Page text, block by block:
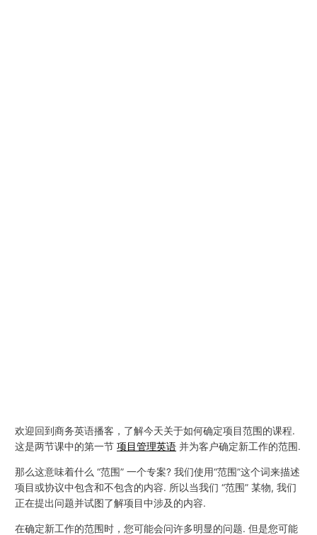
欢迎回到商务英语播客，了解今天关于如何确定项目范围的课程.
这是两节课中的第一节项目管理英语 并为客户确定新工作的范围.
那么这意味着什么 “范围” 一个专案? 我们使用“范围”这个词来描述
项目或协议中包含和不包含的内容. 所以当我们 “范围” 某物, 我们
正在提出问题并试图了解项目中涉及的内容.
在确定新工作的范围时，您可能会问许多明显的问题. 但是您可能